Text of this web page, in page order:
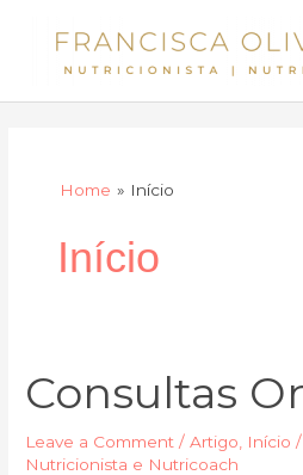
Home Início
Início
Consultas
Leave a Comment /Artigo Início /
Nutricionista e Nutricoach
Consultas
Online